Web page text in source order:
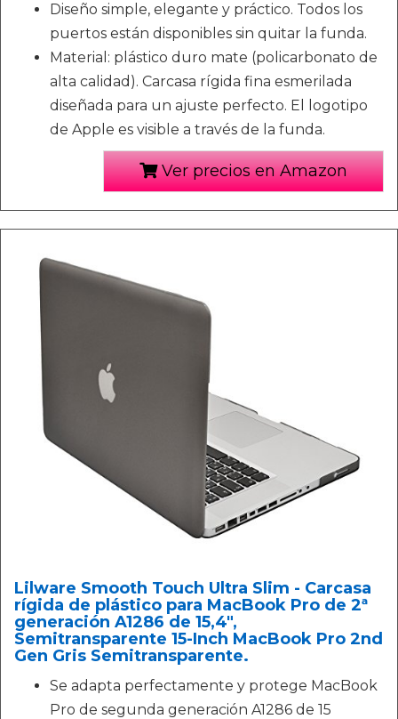
Diseño simple, elegante y práctico. Todos los
puertos están disponibles sin quitar la funda.
Material: plástico duro mate (policarbonato de
alta calidad). Carcasa rígida fina esmerilada
diseñada para un ajuste perfecto. El logotipo
de Apple es visible a través de la funda.
Ver precios en Amazon
Lilware Smooth Touch Ultra Slim - Carcasa
rígida de plástico para MacBook Pro de 2ª
generación A1286 de 15,4",
Semitransparente 15-Inch MacBook Pro 2nd
Gen Gris Semitransparente.
Se adapta perfectamente y protege MacBook
Pro de segunda generación A1286 de 15